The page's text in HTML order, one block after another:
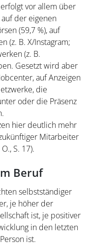
vor allem über
der eigenen
(59,7 %), auf
(z. B. X/Instagram;
(z. B.
Gesetzt wird aber
auf Anzeigen
die
oder die Präsenz
hier deutlich mehr
Mitarbeiter
S. 17).
Beruf
selbstständiger
je höher der
ist, je positiver
in den letzten
ist.